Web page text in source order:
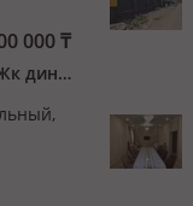
000₸
Бостандыкский р-н, мкр Казахфильм, Жаксылыка Ушкемпирова 34 — Жк династия